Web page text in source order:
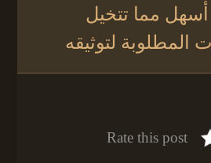
أسهل مما تتخيل
المطلوبة لتوثيقه
Rate this post